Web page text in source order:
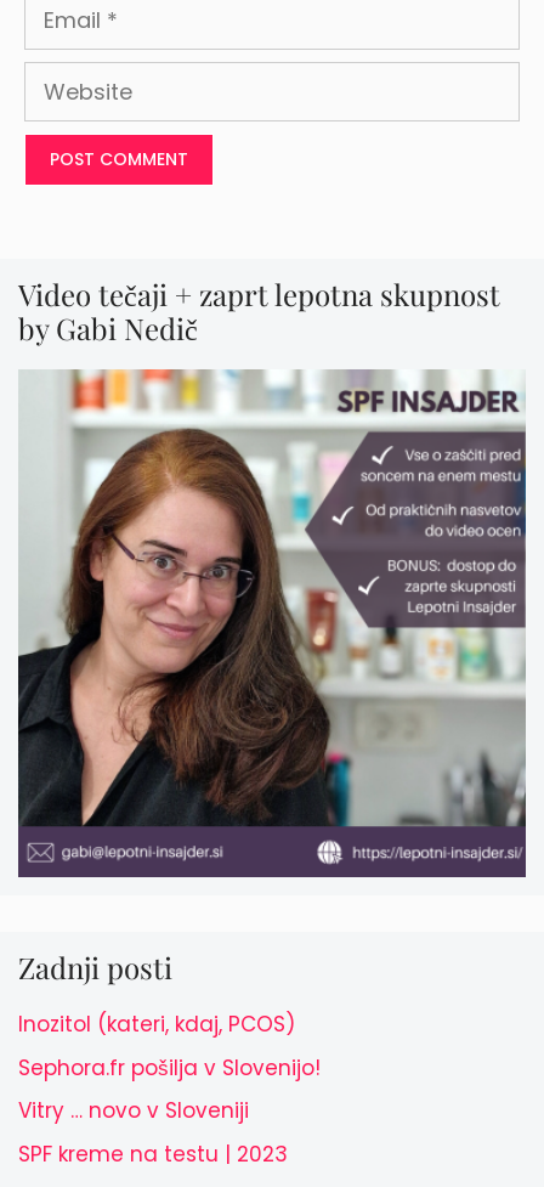
Website
Video tečaji + zaprt lepotna skupnost
by Gabi Nedič
Zadnji posti
Inozitol (kateri, kdaj, PCOS)
Sephora.fr pošilja v Slovenijo!
Vitry … novo v Sloveniji
SPF kreme na testu | 2023